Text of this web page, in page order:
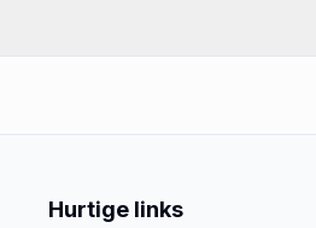
Hurtige links